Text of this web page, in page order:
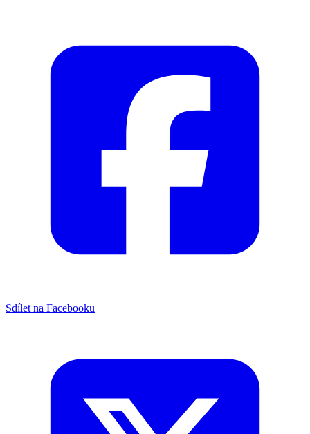
Sdílet na Facebooku